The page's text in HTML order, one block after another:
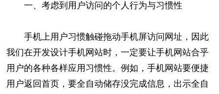
一、考虑到用户访问的个人行为与习惯性
手机上用户习惯触碰拖动手机屏访问网址，因此
我们在开发设计手机网站时，一定要让手机网站合乎
用户的各种各样应用习惯性。例如，手机网站要便捷
用户返回首页，要全自动储存没完成信息，出示全自